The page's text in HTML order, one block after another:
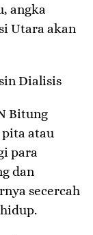
angka
Utara akan
Dialisis
Bitung
atau
para
dan
secercah